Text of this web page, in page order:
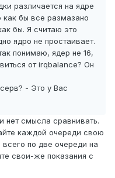
различается на ядре
бы все размазано
бы. Я считаю это
ядро не простаивает.
понимаю, ядер не 16,
от irqbalance? Он
- Это у Вас
нет смысла сравнивать.
каждой очереди свою
по две очереди на
свои-же показания с